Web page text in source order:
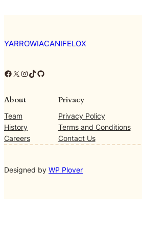
YARROWIACANIFELOX
Facebook X Instagram TikTok GitHub
About
Team
History
Careers
Privacy
Privacy Policy
Terms and Conditions
Contact Us
Designed by WP Plover